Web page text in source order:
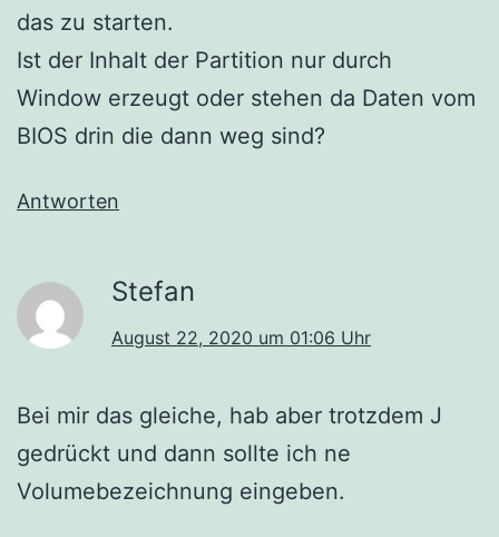
das zu starten.
Ist der Inhalt der Partition nur durch
Window erzeugt oder stehen da Daten vom
BIOS drin die dann weg sind?
Antworten
Stefan
August 22, 2020 um 01:06 Uhr
Bei mir das gleiche, hab aber trotzdem J
gedrückt und dann sollte ich ne
Volumebezeichnung eingeben.